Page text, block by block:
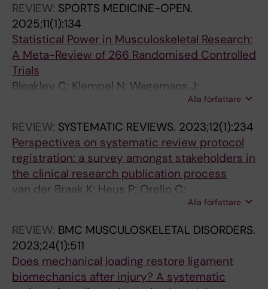
REVIEW: SPORTS MEDICINE-OPEN.
2025;11(1):134
Statistical Power in Musculoskeletal Research:
A Meta-Review of 266 Randomised Controlled
Trials
Bleakley C; Klempel N; Wagemans J;
Alla författare
REVIEW: SYSTEMATIC REVIEWS. 2023;12(1):234
Perspectives on systematic review protocol
registration: a survey amongst stakeholders in
the clinical research publication process
van der Braak K; Heus P; Orelio C;
Netterstrom-Wedin F; Robinson KA; Lund H;
Alla författare
REVIEW: BMC MUSCULOSKELETAL DISORDERS.
2023;24(1):511
Does mechanical loading restore ligament
biomechanics after injury? A systematic